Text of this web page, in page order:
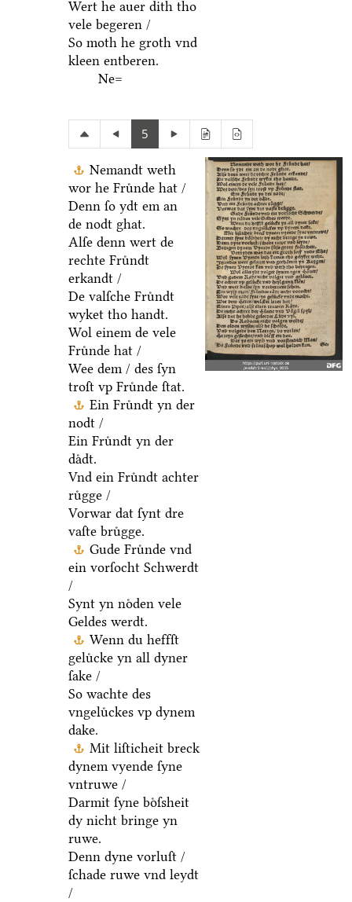
Wert he auer dith tho
vele begeren /
So moth he groth vnd
kleen entberen.
Ne=
5
Nemandt weth
wor he Fruͤnde hat /
Denn ſo ydt em an
de nodt ghat.
Alſe denn wert de
rechte Fruͤndt
erkandt /
De valſche Fruͤndt
wyket tho handt.
Wol einem de vele
Fruͤnde hat /
Wee dem / des ſyn
troſt vp Fruͤnde ſtat.
Ein Fruͤndt yn der
nodt /
Ein Fruͤndt yn der
daͤdt.
Vnd ein Fruͤndt achter
ruͤgge /
Vorwar dat ſynt dre
vaſte bruͤgge.
Gude Fruͤnde vnd
ein vorſocht Schwerdt
/
Synt yn noͤden vele
Geldes werdt.
Wenn du heffſt
geluͤcke yn all dyner
ſake /
So wachte des
vngeluͤckes vp dynem
dake.
Mit liſticheit breck
dynem vyende ſyne
vntruwe /
Darmit ſyne boͤſsheit
dy nicht bringe yn
ruwe.
Denn dyne vorluſt /
ſchade ruwe vnd leydt
/